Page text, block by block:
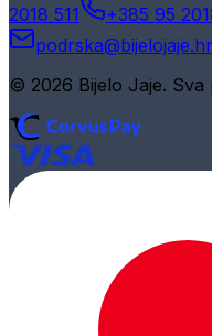
2018 511
+385 95
podrska@bijelojaje.hr
© 2026 Bijelo Jaje. Sva